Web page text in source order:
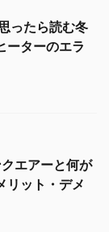
ったら読む冬
ーターのエラ
エアーと何が
リット・デメ